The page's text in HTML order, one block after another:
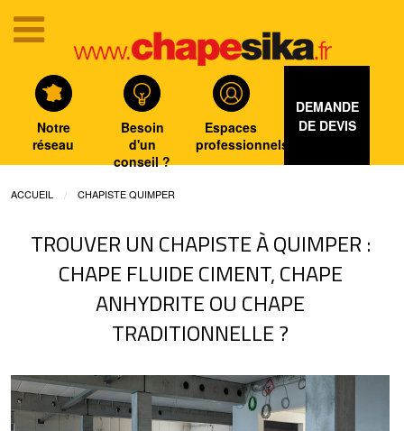
Notre
réseau
Besoin
d'un
conseil ?
Espaces
professionnels
DEMANDE
DE DEVIS
ACCUEIL CHAPISTE QUIMPER
TROUVER UN CHAPISTE À QUIMPER :
CHAPE FLUIDE CIMENT, CHAPE
ANHYDRITE OU CHAPE
TRADITIONNELLE ?